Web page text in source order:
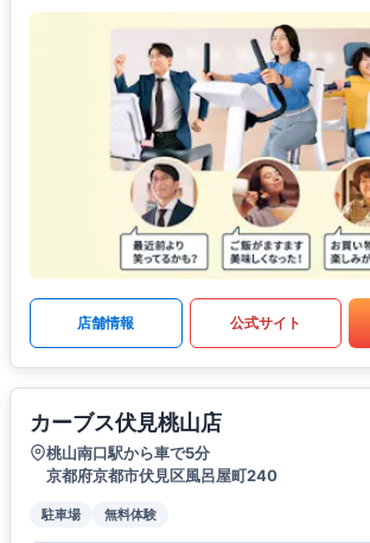
店舗情報 公式サイト
カーブス伏見桃山店
桃山南口駅から車で5分
京都府京都市伏見区風呂屋町240
駐車場 無料体験